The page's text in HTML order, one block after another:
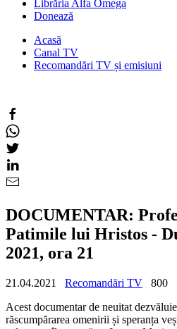
Librăria Alfa Omega
Donează
Acasă
Canal TV
Recomandări TV și emisiuni
DOCUMENTAR:
Patimile lui Hristos -
2021, ora 21
21.04.2021 Recomandări TV
800
Acest documentar de neuitat
răscumpărarea omenirii și speranța